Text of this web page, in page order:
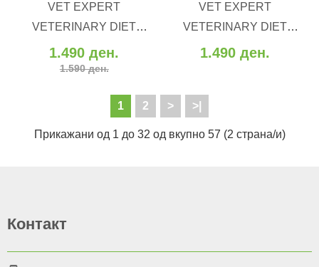
VET EXPERT
VETERINARY DIET
HYPOALLERGENIC
INSECT&POTATO (2/12
1.490 ден.
1.590 ден.
Додај во желби
Додај за споредба
VET EXPERT
VETERINARY DIET
DERMATOSIS
1.490 ден.
Додај во желби
Додај за споредба
1 2 > >|
Прикажани од 1 до 32 од вкупно 57 (2 страна/и)
Контакт